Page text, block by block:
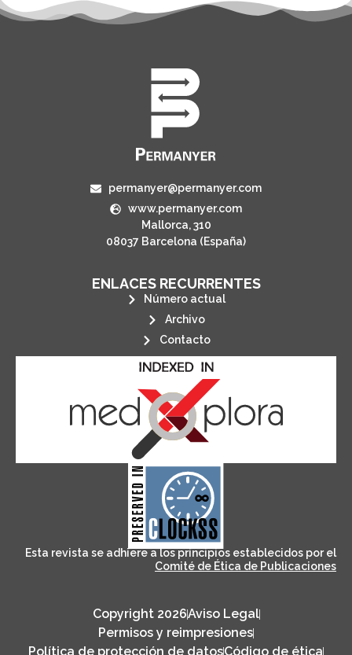
permanyer@permanyer.com
www.permanyer.com
Mallorca, 310
08037 Barcelona (España)
ENLACES RECURRENTES
Número actual
Archivo
Contacto
CLOCKSS is a dak archive that
ensures the long-term survival
of web-based scholary
publications, governed by and for
its stakeholders.
Esta revista se adhiere a los principios establecidos por el
Comité de Ética de Publicaciones
Copyright 2026Aviso Legal
Permisos y reimpresiones
Política de protección de datosCódigo de ética